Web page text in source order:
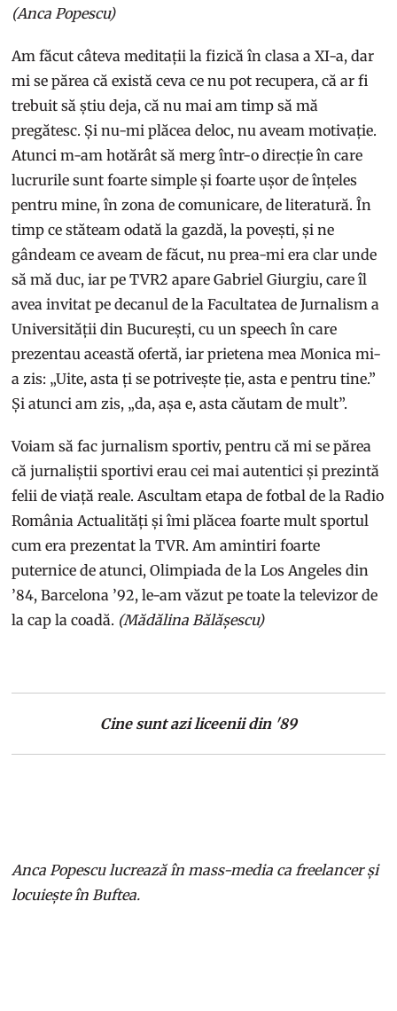
(Anca Popescu)
Am făcut câteva meditații la fizică în clasa a XI-a, dar
mi se părea că există ceva ce nu pot recupera, că ar fi
trebuit să știu deja, că nu mai am timp să mă
pregătesc. Și nu-mi plăcea deloc, nu aveam motivație.
Atunci m-am hotărât să merg într-o direcție în care
lucrurile sunt foarte simple și foarte ușor de înțeles
pentru mine, în zona de comunicare, de literatură. În
timp ce stăteam odată la gazdă, la povești, și ne
gândeam ce aveam de făcut, nu prea-mi era clar unde
să mă duc, iar pe TVR2 apare Gabriel Giurgiu, care îl
avea invitat pe decanul de la Facultatea de Jurnalism a
Universității din București, cu un speech în care
prezentau această ofertă, iar prietena mea Monica mi-
a zis: „Uite, asta ți se potrivește ție, asta e pentru tine.”
Și atunci am zis, „da, așa e, asta căutam de mult”.
Voiam să fac jurnalism sportiv, pentru că mi se părea
că jurnaliștii sportivi erau cei mai autentici și prezintă
felii de viață reale. Ascultam etapa de fotbal de la Radio
România Actualități și îmi plăcea foarte mult sportul
cum era prezentat la TVR. Am amintiri foarte
puternice de atunci, Olimpiada de la Los Angeles din
’84, Barcelona ’92, le-am văzut pe toate la televizor de
la cap la coadă. (Mădălina Bălășescu)
Cine sunt azi liceenii din '89
Anca Popescu lucrează în mass-media ca freelancer și
locuiește în Buftea.